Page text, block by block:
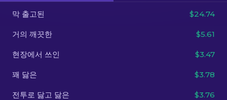
기타
막 출고된 $24.74
거의 깨끗한 $5.61
현장에서 쓰인 $3.47
꽤 닳은 $3.78
전투로 닳고 닳은 $3.76